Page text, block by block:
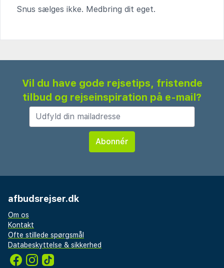
Snus sælges ikke. Medbring dit eget.
Vil du have gode rejsetips, fristende
tilbud og rejseinspiration på e-mail?
afbudsrejser.dk
Om os
Kontakt
Ofte stillede spørgsmål
Databeskyttelse & sikkerhed